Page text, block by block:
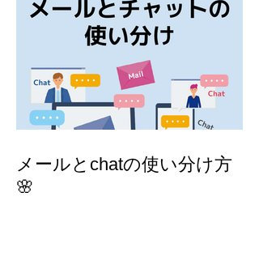
メールとchatの使い分け方
🌸